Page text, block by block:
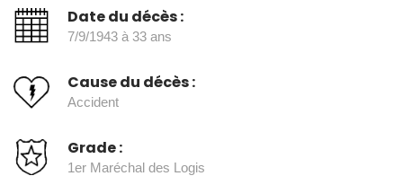
Date du décès :
7/9/1943 à 33 ans
Cause du décès :
Accident
Grade :
1er Maréchal des Logis